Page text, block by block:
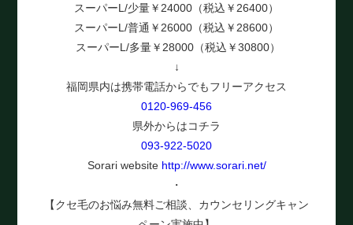
スーパーL/少量￥24000（税込￥26400）
スーパーL/普通￥26000（税込￥28600）
スーパーL/多量￥28000（税込￥30800）
↓
福岡県内は携帯電話からでもフリーアクセス
0120-969-456
県外からはコチラ
093-922-5020
Sorari website http://www.sorari.net/
・
【クセ毛のお悩み無料ご相談、カウンセリングキャン